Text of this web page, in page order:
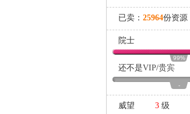
已卖： 25964份资源
院士
99%
还不是VIP/贵宾
-
威望 3 级